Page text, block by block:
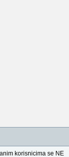
korisnicima se NE